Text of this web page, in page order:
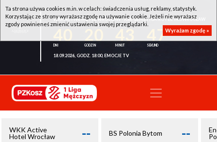
WKK ACTIVE HOTEL WROCŁAW - KSK QEMETICA NOTEĆ INOWROCŁAW
47
18.09.2026, GODZ. 18:00, EMOCJE TV
WKK Active
Hotel Wrocław
-- BS Polonia Bytom --
Ta strona używa cookies m.in. w celach: świadczenia usług, reklamy, statystyk.
Korzystając ze strony wyrażasz zgodę na używanie cookie. Jeżeli nie wyrażasz
zgody powinieneś zmienić ustawienia swojej przeglądarki.
Wyrażam zgodę »